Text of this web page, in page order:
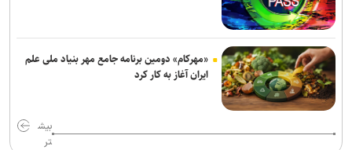
«مهرکام» دومین برنامه جامع مهر بنیاد ملی علم
ایران آغاز به کار کرد
بیش
تر